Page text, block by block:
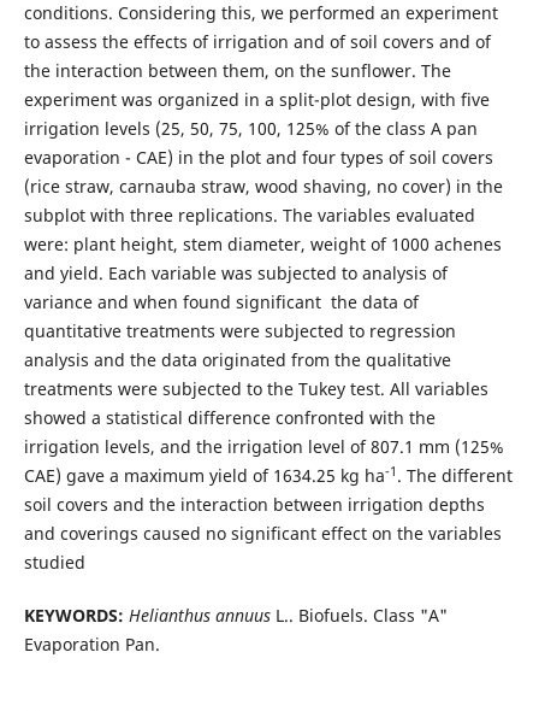
conditions. Considering this, we performed an experiment
to assess the effects of irrigation and of soil covers and of
the interaction between them, on the sunflower. The
experiment was organized in a split-plot design, with five
irrigation levels (25, 50, 75, 100, 125% of the class A pan
evaporation - CAE) in the plot and four types of soil covers
(rice straw, carnauba straw, wood shaving, no cover) in the
subplot with three replications. The variables evaluated
were: plant height, stem diameter, weight of 1000 achenes
and yield. Each variable was subjected to analysis of
variance and when found significant the data of
quantitative treatments were subjected to regression
analysis and the data originated from the qualitative
treatments were subjected to the Tukey test. All variables
showed a statistical difference confronted with the
irrigation levels, and the irrigation level of 807.1 mm (125%
CAE) gave a maximum yield of 1634.25 kg ha-1 . The different
soil covers and the interaction between irrigation depths
and coverings caused no significant effect on the variables
studied
KEYWORDS: Helianthus annuusL.. Biofuels. Class "A"
Evaporation Pan.